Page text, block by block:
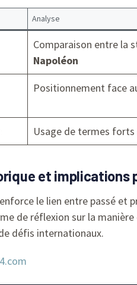
Analyse
Comparaison entre la
Napoléon
Positionnement face
Usage de termes forts
et implications
le lien entre passé et
de réflexion sur la
défis internationaux.